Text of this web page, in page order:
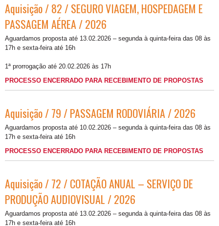
Aquisição / 82 / SEGURO VIAGEM, HOSPEDAGEM E
PASSAGEM AÉREA / 2026
Aguardamos proposta até 13.02.2026 – segunda à quinta-feira das 08 às
17h e sexta-feira até 16h
1ª prorrogação até 20.02.2026 às 17h
PROCESSO ENCERRADO PARA RECEBIMENTO DE PROPOSTAS
Aquisição / 79 / PASSAGEM RODOVIÁRIA / 2026
Aguardamos proposta até 10.02.2026 – segunda à quinta-feira das 08 às
17h e sexta-feira até 16h
PROCESSO ENCERRADO PARA RECEBIMENTO DE PROPOSTAS
Aquisição / 72 / COTAÇÃO ANUAL – SERVIÇO DE
PRODUÇÃO AUDIOVISUAL / 2026
Aguardamos proposta até 13.02.2026 – segunda à quinta-feira das 08 às
17h e sexta-feira até 16h